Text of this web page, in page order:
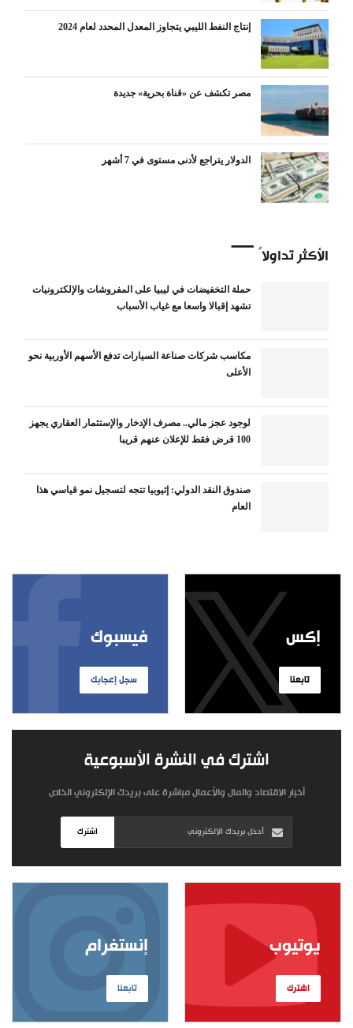
إنتاج النفط الليبي يتجاوز المعدل المحدد لعام 2024
مصر تكشف عن «قناة بحرية» جديدة
الدولار يتراجع لأدنى مستوى في 7 أشهر
الأكثر تداولاً
حملة التخفيضات في ليبيا على المفروشات والإلكترونيات
تشهد إقبالا واسعا مع غياب الأسباب
مكاسب شركات صناعة السيارات تدفع الأسهم الأوربية نحو
الأعلى
لوجود عجز مالي.. مصرف الإدخار والإستثمار العقاري يجهز
100 قرض فقط للإعلان عنهم قريبا
صندوق النقد الدولي: إثيوبيا تتجه لتسجيل نمو قياسي هذا
العام
فيسبوك
سجل إعجابك
إكس
تابعنا
اشترك في النشرة الأسبوعية
أخبار الاقتصاد والمال والأعمال مباشرة على بريدك الإلكتروني الخاص
اشترك
إنستغرام
تابعنا
يوتيوب
اشترك